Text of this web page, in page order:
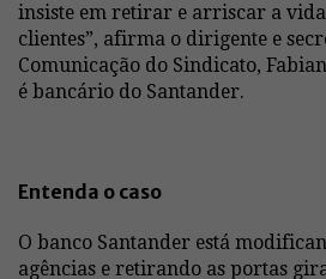
insiste em retirar e arriscar a
clientes”, afirma o dirigente e
Comunicação do Sindicato,
é bancário do Santander.
Entenda o caso
O banco Santander está
agências e retirando as portas